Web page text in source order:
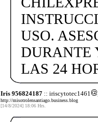
USO.
DURANTE
LAS 24
Iris 956824187:: iriscytotec1461
http://misotrolensantiago.business.blog
[14/8/2024] 18:06 Hrs.